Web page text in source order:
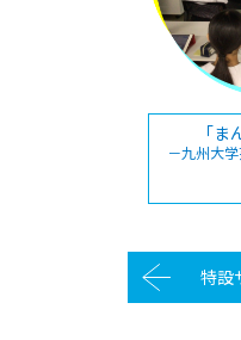
「
－九州大
特設